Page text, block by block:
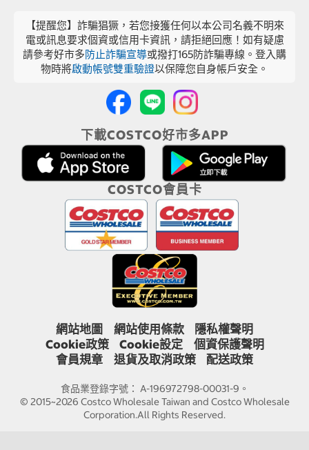
【提醒您】詐騙猖獗，若您接獲任何以本公司名義不明來
電或訊息要求個資或信用卡資訊，請拒絕回應！如有疑慮
請參考好市多防止詐騙宣導或撥打165防詐騙專線。登入購
物時將啟動帳號雙重驗證以保障您自身帳戶安全。
下載COSTCO好市多APP
COSTCO會員卡
網站地圖 網站使用條款
隱私權聲明
Cookie政策
Cookie設定
個資保護聲明
會員規章
退貨及取消政策 配送政策
食品業登錄字號： A-196972798-00031-9。
© 2015~2026 Costco Wholesale Taiwan and Costco Wholesale
Corporation.All Rights Reserved.